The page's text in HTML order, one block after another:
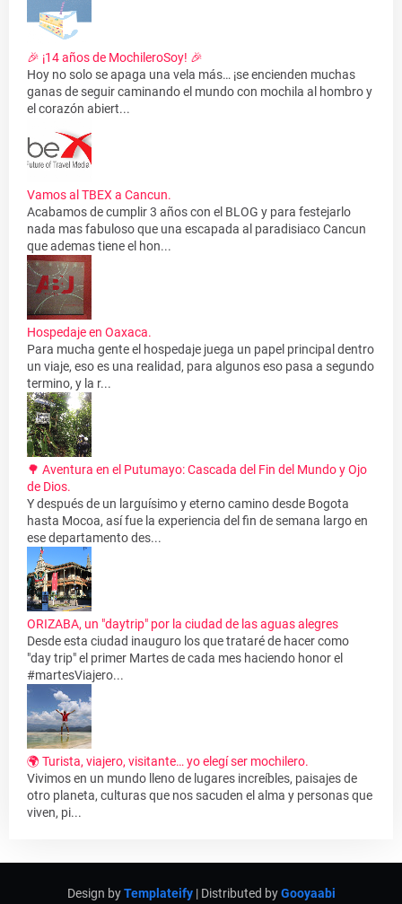
🎉 ¡14 años de MochileroSoy! 🎉
Hoy no solo se apaga una vela más… ¡se encienden muchas
ganas de seguir caminando el mundo con mochila al hombro y
el corazón abiert...
Vamos al TBEX a Cancun.
Acabamos de cumplir 3 años con el BLOG y para festejarlo
nada mas fabuloso que una escapada al paradisiaco Cancun
que ademas tiene el hon...
Hospedaje en Oaxaca.
Para mucha gente el hospedaje juega un papel principal dentro
un viaje, eso es una realidad, para algunos eso pasa a segundo
termino, y la r...
🌳 Aventura en el Putumayo: Cascada del Fin del Mundo y Ojo
de Dios.
Y después de un larguísimo y eterno camino desde Bogota
hasta Mocoa, así fue la experiencia del fin de semana largo en
ese departamento des...
ORIZABA, un "daytrip" por la ciudad de las aguas alegres
Desde esta ciudad inauguro los que trataré de hacer como
"day trip" el primer Martes de cada mes haciendo honor el
#martesViajero...
🌍 Turista, viajero, visitante… yo elegí ser mochilero.
Vivimos en un mundo lleno de lugares increíbles, paisajes de
otro planeta, culturas que nos sacuden el alma y personas que
viven, pi...
Design byTemplateify| Distributed byGooyaabi